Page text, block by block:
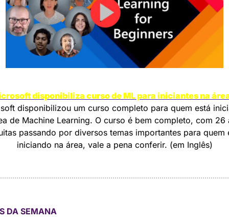
disponibiliza curso de ML para iniciantes na
disponibilizou um curso completo para quem está
de Machine Learning. O curso é bem completo, com 26
passando por diversos temas importantes para quem
iniciando na área, vale a pena conferir. (em Inglês)
DA SEMANA